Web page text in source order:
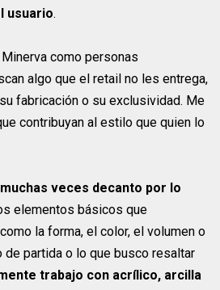
usuario.
como personas
algo que el retail no les entrega,
fabricación o su exclusividad. Me
contribuyan al estilo que quien lo
muchas veces decanto por lo
elementos básicos que
la forma, el color, el volumen o
de partida o lo que busco resaltar
trabajo con acrílico, arcilla